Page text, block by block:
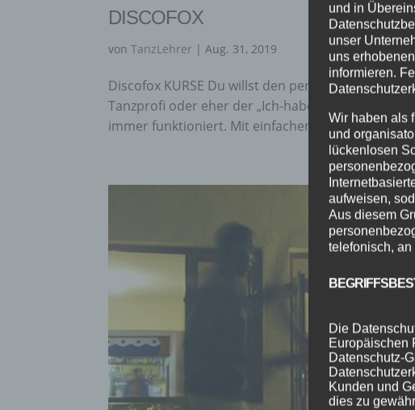
DISCOFOX
vonTanzLehrer |Aug. 31, 2019
Discofox KURSE Du willst den perfekten Tanz für
Tanzprofi oder eher der „Ich-habe-keine-Ahnung-
immer funktioniert. Mit einfachen Schritten,...
und in
unser
uns
informieren.
Wir haben als
und
lückenlosen
aufweisen,
Aus diesem
telefonisch, an
Die
Europäischen
Datenschutz-
Kunden und
dies zu